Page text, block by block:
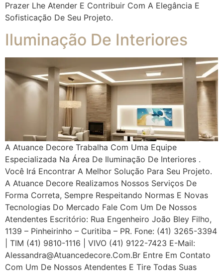
Prazer Lhe Atender E Contribuir Com A Elegância E
Sofisticação De Seu Projeto.
Iluminação De Interiores
A Atuance Decore Trabalha Com Uma Equipe
Especializada Na Área De Iluminação De Interiores .
Você Irá Encontrar A Melhor Solução Para Seu Projeto.
A Atuance Decore Realizamos Nossos Serviços De
Forma Correta, Sempre Respeitando Normas E Novas
Tecnologias Do Mercado Fale Com Um De Nossos
Atendentes Escritório: Rua Engenheiro João Bley Filho,
1139 – Pinheirinho – Curitiba – PR. Fone: (41) 3265-3394
| TIM (41) 9810-1116 | VIVO (41) 9122-7423 E-Mail:
Alessandra@atuancedecore.com.br Entre Em Contato
Com Um De Nossos Atendentes E Tire Todas Suas